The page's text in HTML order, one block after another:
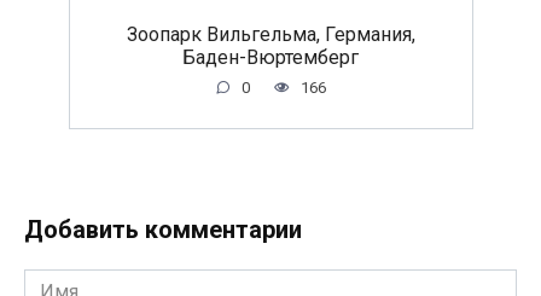
Зоопарк Вильгельма, Германия,
Баден-Вюртемберг
0 166
Добавить комментарии
Имя